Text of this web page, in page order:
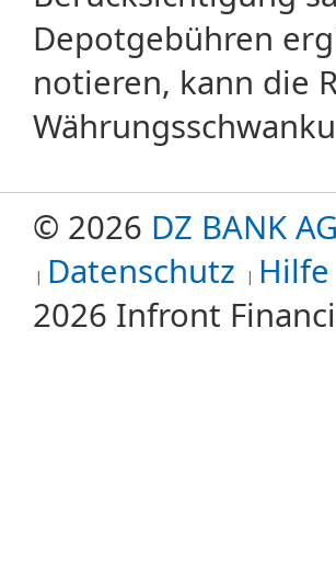
Depotgebühren
notieren, kann die
© 2026 DZ BANK AG
Datenschutz Hilfe
2026 Infront